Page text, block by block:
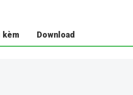
kèm Download